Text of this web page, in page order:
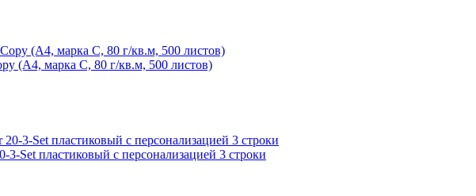
(A4, марка C, 80 г/кв.м, 500 листов)
Set пластиковый с персонализацией 3 строки